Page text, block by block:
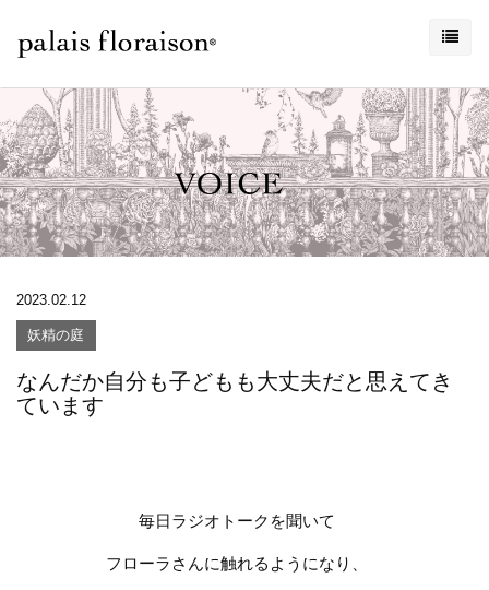
2023.02.12
妖精の庭
なんだか自分も子どもも大丈夫だと思えてき
ています
毎日ラジオトークを聞いて
フローラさんに触れるようになり、